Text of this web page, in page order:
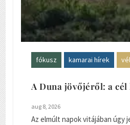
fókusz kamarai hírek
A Duna jövőjéről: a
aug 8, 2026
Az elmúlt napok vitájában